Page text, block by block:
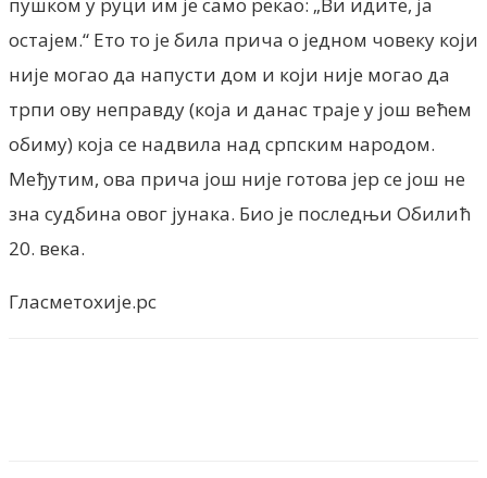
остајем.“ Ето то је била прича о једном човеку који
није могао да напусти дом и који није могао да
трпи ову неправду (која и данас траје у још већем
обиму) која се надвила над српским народом.
Међутим, ова прича још није готова јер се још не
зна судбина овог јунака. Био је последњи Обилић
20. века.
Гласметохије.рс